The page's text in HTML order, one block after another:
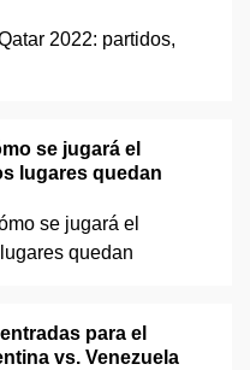
se jugará el
lugares quedan
para el
vs. Venezuela